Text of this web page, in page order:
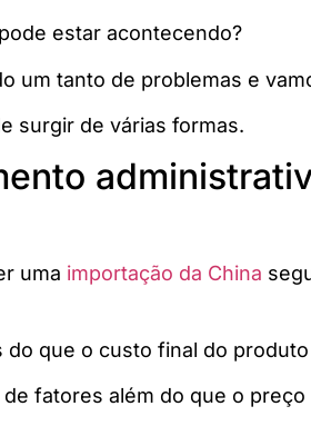
estar acontecendo?
um tanto de problemas e
surgir de várias formas.
uma importação da China
que o custo final do
fatores além do que o preço